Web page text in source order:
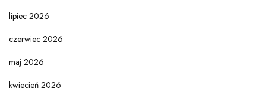
lipiec 2026
czerwiec 2026
maj 2026
kwiecień 2026